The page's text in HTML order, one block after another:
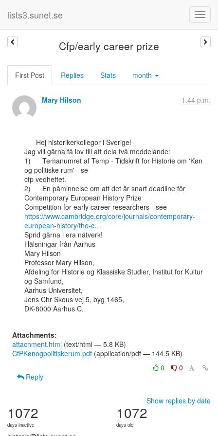
lists3.sunet.se
Cfp/early career prize
First Post Replies Stats month
Mary Hilson 1:44 p.m.
Jag vill gärna få lov till att dela två meddelande:
1)      Temanumret af Temp - Tidskrift for Historie om 'Køn
og politiske rum' - se
cfp vedheftet.
2)      En påminnelse om att det är snart deadline för
Contemporary European History Prize
https://www.cambridge.org/core/journals/contemporary-
european-history/the-c…
Sprid gärna i era nätverk!
Hälsningar från Aarhus
Mary Hilson
Professor Mary Hilson,
Afdeling for Historie og Klassiske Studier, Institut for Kultur
og Samfund,
Aarhus Universitet,
Jens Chr Skous vej 5, byg 1465,
DK-8000 Aarhus C.
Attachments:
attachment.html (text/html — 5.8 KB)
CfPKønogpolitiskerum.pdf (application/pdf — 144.5 KB)
0
0
Reply
Show replies by date
1072
days inactive
1072
days old